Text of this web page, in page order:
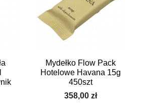
Mydełko Flow Pack
Hotelowe Havana 15g
450szt
358,00 zł